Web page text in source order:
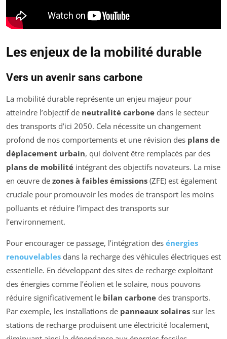
Les enjeux de la mobilité durable
Vers un avenir sans carbone
La mobilité durable représente un enjeu majeur pour
atteindre l’objectif de neutralité carbone dans le secteur
des transports d’ici 2050. Cela nécessite un changement
profond de nos comportements et une révision des plans de
déplacement urbain, qui doivent être remplacés par des
plans de mobilité intégrant des objectifs novateurs. La mise
en œuvre de zones à faibles émissions (ZFE) est également
cruciale pour promouvoir les modes de transport les moins
polluants et réduire l’impact des transports sur
l’environnement.
Pour encourager ce passage, l’intégration des énergies
renouvelables dans la recharge des véhicules électriques est
essentielle. En développant des sites de recharge exploitant
des énergies comme l’éolien et le solaire, nous pouvons
réduire significativement le bilan carbone des transports.
Par exemple, les installations de panneaux solaires sur les
stations de recharge produisent une électricité localement,